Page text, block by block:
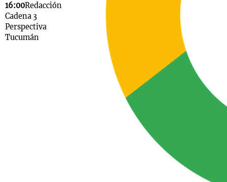
16:00Redacción
Cadena 3
Perspectiva
Tucumán